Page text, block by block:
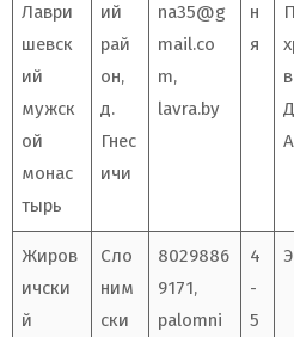
Лаври
шевск
ий
мужск
ой
монас
тырь
ий
рай
он,
д.
Гнес
ичи
na35@g
mail.co
m,
lavra.by
н
я
Жиров
ичски
й
Сло
ним
ски
8029886
9171,
palomni
4
-
5